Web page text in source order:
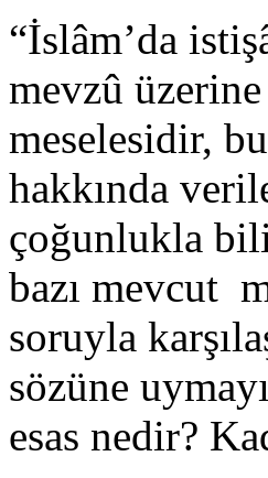
“İslâm’da
mevzû
meselesidir,
hakkında
çoğunlukla
bazı mevcut
soruyla
sözüne
esas nedir?